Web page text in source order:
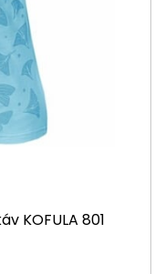
KOFULA 801